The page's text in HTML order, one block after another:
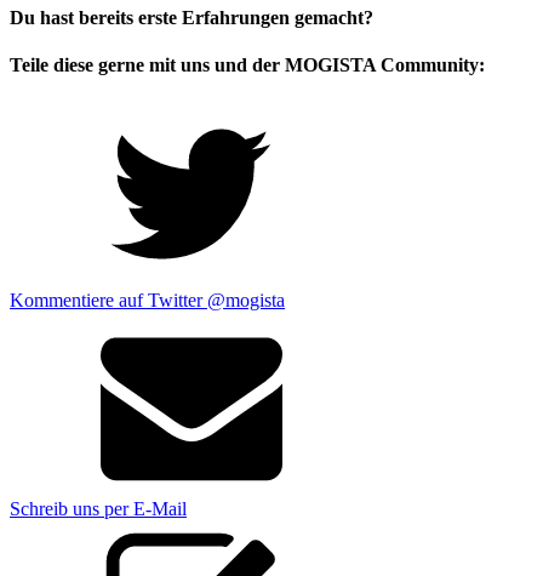
Du hast bereits erste Erfahrungen gemacht?
Teile diese gerne mit uns und der MOGISTA Community:
Kommentiere auf Twitter @mogista
Schreib uns per E-Mail